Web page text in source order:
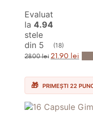
Evaluat
la 4.94
stele
din 5
(18)
28.00lei Prețul
inițial
fost:
28.00 lei.
21.90 lei
PRIMEȘTI 22